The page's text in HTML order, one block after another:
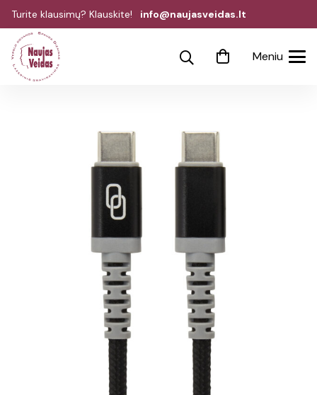
Turite klausimų? Klauskite! info@naujasveidas.lt
Meniu